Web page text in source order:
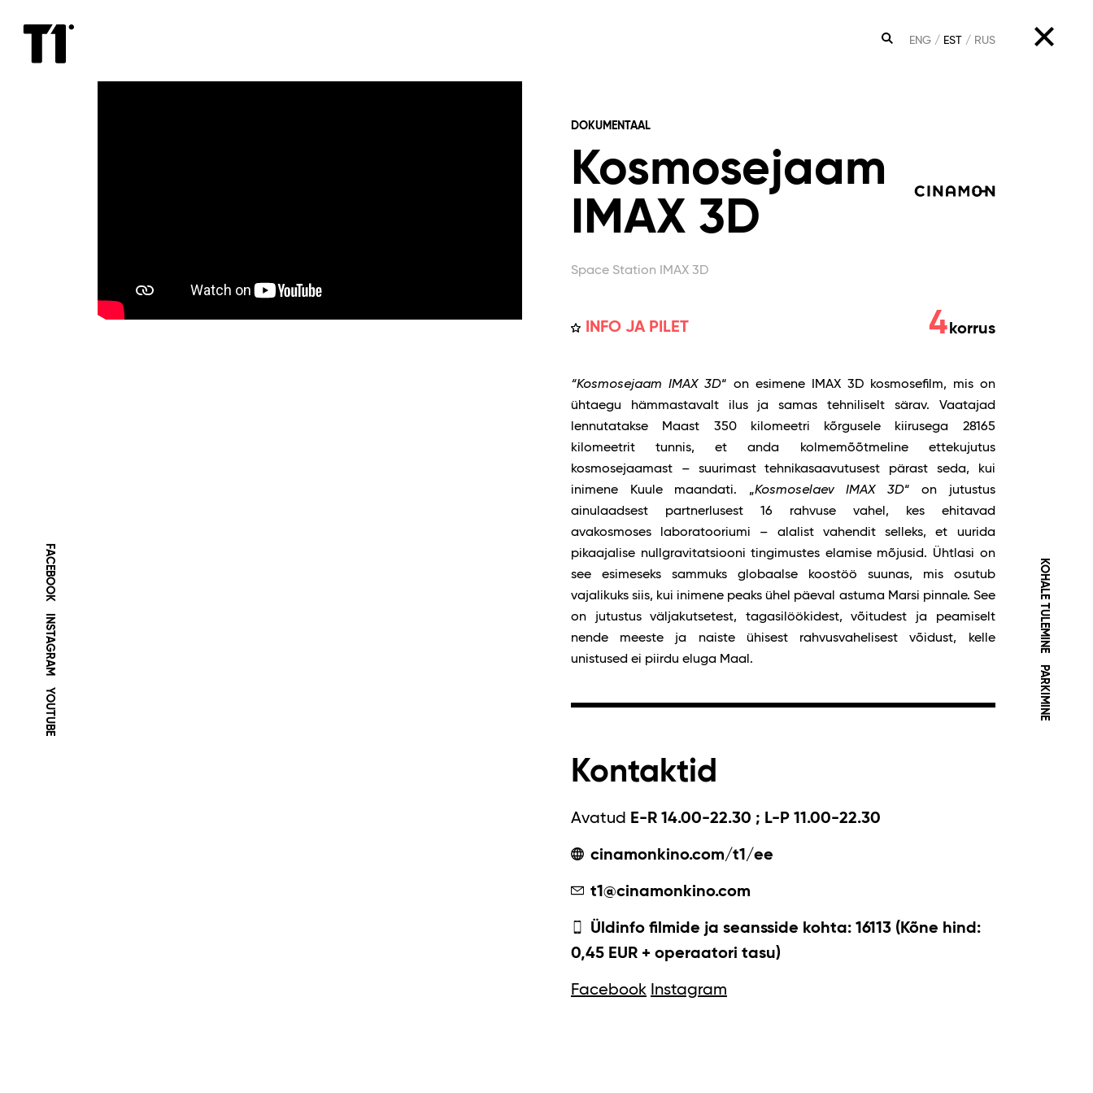
OTSING
ENG EST RUS
FACEBOOK
INSTAGRAM
YOUTUBE
KOHALE TULEMINE
PARKIMINE
DOKUMENTAAL
Kosmosejaam
IMAX 3D
Space Station IMAX 3D
INFO JA PILET 4korrus
“Kosmosejaam IMAX 3D“ on esimene IMAX 3D kosmosefilm, mis on
ühtaegu hämmastavalt ilus ja samas tehniliselt särav. Vaatajad
lennutatakse Maast 350 kilomeetri kõrgusele kiirusega 28165
kilomeetrit tunnis, et anda kolmemõõtmeline ettekujutus
kosmosejaamast – suurimast tehnikasaavutusest pärast seda, kui
inimene Kuule maandati. „Kosmoselaev IMAX 3D“ on jutustus
ainulaadsest partnerlusest 16 rahvuse vahel, kes ehitavad
avakosmoses laboratooriumi – alalist vahendit selleks, et uurida
pikaajalise nullgravitatsiooni tingimustes elamise mõjusid. Ühtlasi on
see esimeseks sammuks globaalse koostöö suunas, mis osutub
vajalikuks siis, kui inimene peaks ühel päeval astuma Marsi pinnale. See
on jutustus väljakutsetest, tagasilöökidest, võitudest ja peamiselt
nende meeste ja naiste ühisest rahvusvahelisest võidust, kelle
unistused ei piirdu eluga Maal.
Kontaktid
Avatud E-R 14.00-22.30 ; L-P 11.00-22.30
cinamonkino.com/t1/ee
t1@cinamonkino.com
Üldinfo filmide ja seansside kohta: 16113 (Kõne hind:
0,45 EUR + operaatori tasu)
Facebook Instagram